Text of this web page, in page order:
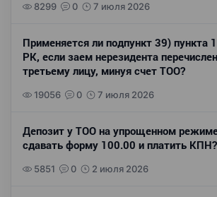
8299 0 7 июля 2026
Применяется ли подпункт 39) пункта
РК, если заем нерезидента
третьему лицу, минуя счет ТОО?
19056 0 7 июля 2026
Депозит у ТОО на упрощенном
сдавать форму 100.00 и платить КПН?
5851 0 2 июля 2026